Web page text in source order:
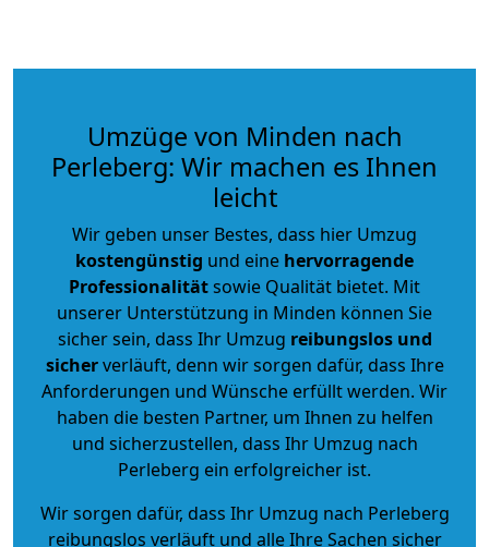
Umzüge von Minden nach
Perleberg: Wir machen es Ihnen
leicht
Wir geben unser Bestes, dass hier Umzug
kostengünstig und eine hervorragende
Professionalitätsowie Qualität bietet. Mit
unserer Unterstützung in Minden können Sie
sicher sein, dass Ihr Umzug reibungslos und
sicherverläuft, denn wir sorgen dafür, dass Ihre
Anforderungen und Wünsche erfüllt werden. Wir
haben die besten Partner, um Ihnen zu helfen
und sicherzustellen, dass Ihr Umzug nach
Perleberg ein erfolgreicher ist.
Wir sorgen dafür, dass Ihr Umzug nach Perleberg
reibungslos verläuft und alle Ihre Sachen sicher